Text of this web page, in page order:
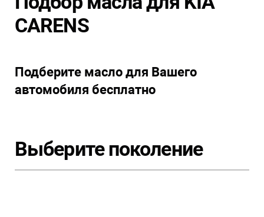
CARENS
Подберите масло для Вашего
автомобиля бесплатно
Выберите поколение